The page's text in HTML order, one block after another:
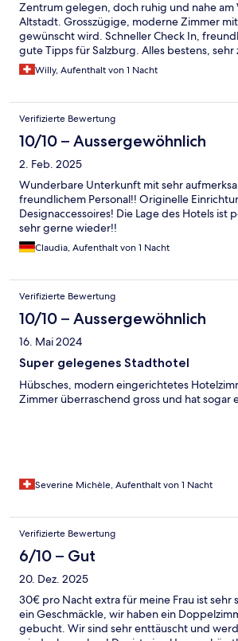
Zentrum gelegen, doch ruhig und nahe am
Altstadt. Grosszügige, moderne Zimmer
gewünscht wird. Schneller Check In,
gute Tipps für Salzburg. Alles bestens,
Willy, Aufenthalt von 1 Nacht
Verifizierte Bewertung
10/10 – Aussergewöhnlich
2. Feb. 2025
Wunderbare Unterkunft mit sehr
freundlichem Personal!! Originelle
Designaccessoires! Die Lage des Hotels ist
sehr gerne wieder!!
Claudia, Aufenthalt von 1 Nacht
Verifizierte Bewertung
10/10 – Aussergewöhnlich
16. Mai 2024
Super gelegenes Stadthotel
Hübsches, modern eingerichtetes
Zimmer überraschend gross und hat sogar
Severine Michèle, Aufenthalt von 1 Nacht
Verifizierte Bewertung
6/10 – Gut
20. Dez. 2025
30€ pro Nacht extra für meine Frau ist sehr
ein Geschmäckle, wir haben ein
gebucht. Wir sind sehr enttäuscht und